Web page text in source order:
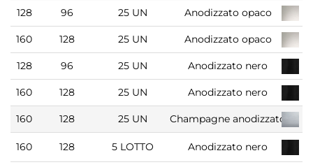
128 96 25 UN Anodizzato opaco
160 128 25 UN Anodizzato opaco
128 96 25 UN Anodizzato nero
160 128 25 UN Anodizzato nero
160 128 25 UN Champagne anodizzato
160 128 5 LOTTO Anodizzato nero